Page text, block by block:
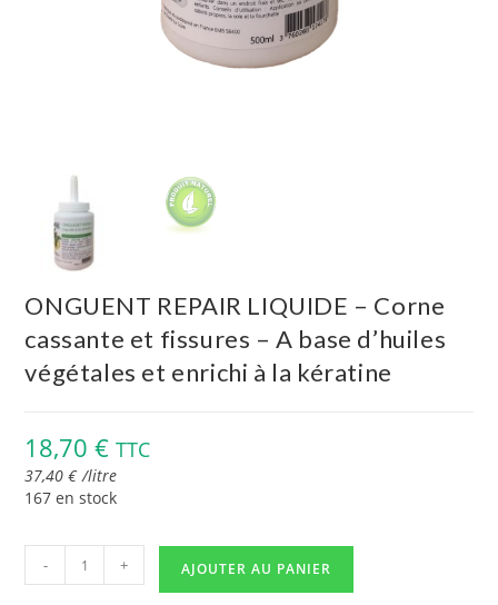
ONGUENT REPAIR LIQUIDE – Corne
cassante et fissures – A base d’huiles
végétales et enrichi à la kératine
18,70€ TTC
37,40€ /litre
167 en stock
- + AJOUTER AU PANIER